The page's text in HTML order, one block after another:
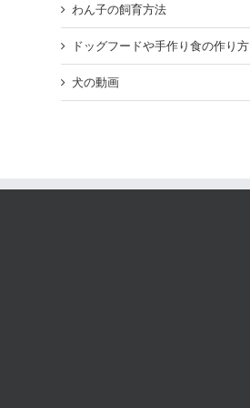
わん子の飼育方法
ドッグフードや手作り食の作り方
犬の動画